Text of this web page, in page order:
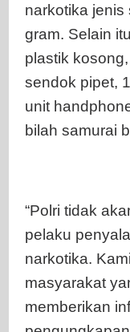
narkotika jenis
gram. Selain
plastik
sendok pipet,
unit
bilah samurai
“Polri tidak
pelaku
narkotika.
masyarakat
memberikan